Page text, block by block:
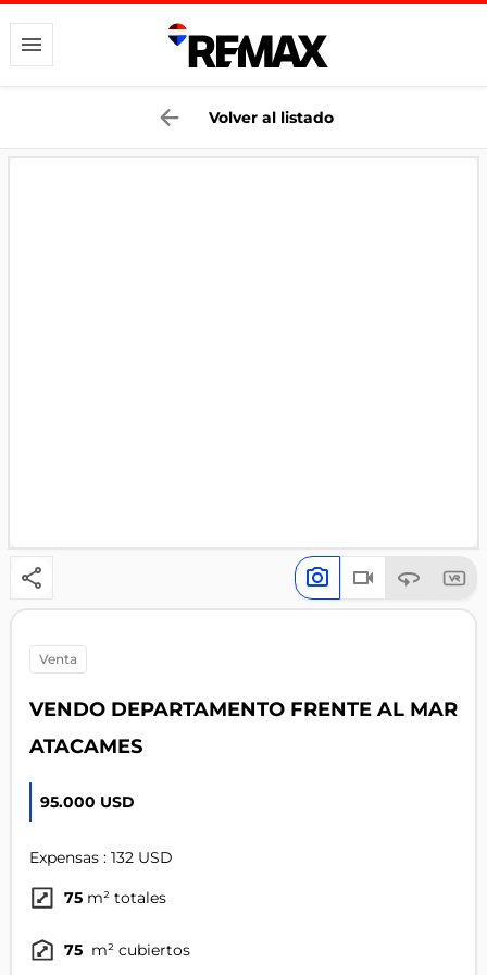
Volver al listado
venta
VENDO DEPARTAMENTO FRENTE AL MAR
ATACAMES
95.000 USD
Expensas : 132 USD
75 m² totales
75 m² cubiertos